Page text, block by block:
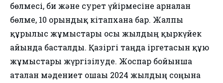
бөлмесі, би және сурет үйірмесіне арналған
бөлме, 10 орындық кітапхана бар. Жалпы
құрылыс жұмыстары осы жылдың қыркүйек
айында басталды. Қазіргі таңда іргетасын құю
жұмыстары жүргізілуде. Жоспар бойынша
аталған мәдениет ошағы 2024 жылдың соңына